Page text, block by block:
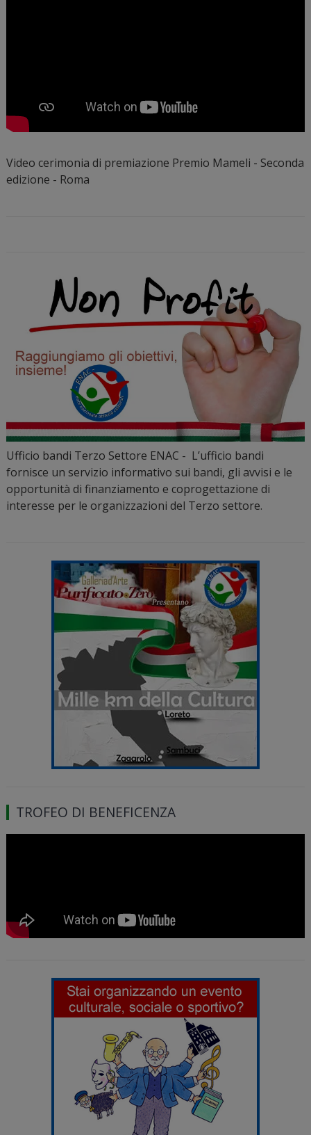
Video cerimonia di premiazione Premio Mameli - Seconda
edizione - Roma
Ufficio bandi Terzo Settore ENAC - L’ufficio bandi
fornisce un servizio informativo sui bandi, gli avvisi e le
opportunità di finanziamento e coprogettazione di
interesse per le organizzazioni del Terzo settore.
TROFEO DI BENEFICENZA